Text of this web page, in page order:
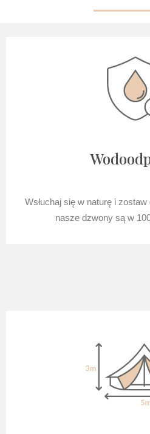
Wsłuchaj się w naturę i
nasze dzwony są w